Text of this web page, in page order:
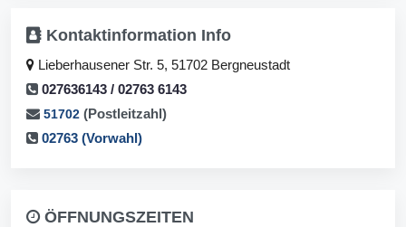
Kontaktinformation Info
Lieberhausener Str. 5, 51702 Bergneustadt
027636143 / 02763 6143
51702 (Postleitzahl)
02763 (Vorwahl)
ÖFFNUNGSZEITEN